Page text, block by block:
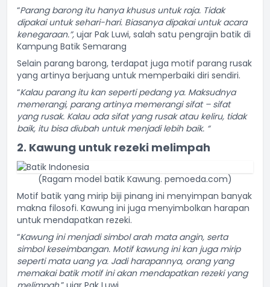
“Parang barong itu hanya khusus untuk raja. Tidak
dipakai untuk sehari-hari. Biasanya dipakai untuk acara
kenegaraan.”, ujar Pak Luwi, salah satu pengrajin batik di
Kampung Batik Semarang
Selain parang barong, terdapat juga motif parang rusak
yang artinya berjuang untuk memperbaiki diri sendiri.
“Kalau parang itu kan seperti pedang ya. Maksudnya
memerangi, parang artinya memerangi sifat – sifat
yang rusak. Kalau ada sifat yang rusak atau keliru, tidak
baik, itu bisa diubah untuk menjadi lebih baik. “
2. Kawung untuk rezeki melimpah
(Ragam model batik Kawung. pemoeda.com)
Motif batik yang mirip biji pinang ini menyimpan banyak
makna filosofi. Kawung ini juga menyimbolkan harapan
untuk mendapatkan rezeki.
“Kawung ini menjadi simbol arah mata angin, serta
simbol keseimbangan. Motif kawung ini kan juga mirip
seperti mata uang ya. Jadi harapannya, orang yang
memakai batik motif ini akan mendapatkan rezeki yang